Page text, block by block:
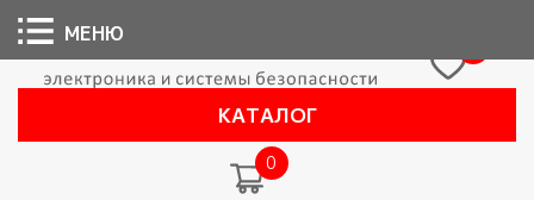
КАТАЛОГ
0
МЕНЮ